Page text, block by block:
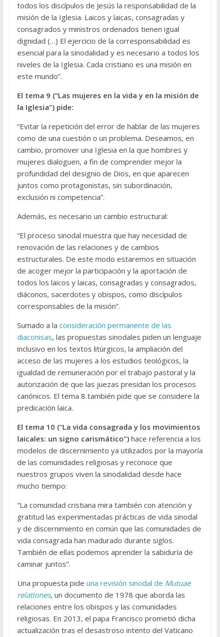
todos los discípulos de Jesús la responsabilidad de la
misión de la Iglesia. Laicos y laicas, consagradas y
consagrados y ministros ordenados tienen igual
dignidad (…) El ejercicio de la corresponsabilidad es
esencial para la sinodalidad y es necesario a todos los
niveles de la Iglesia. Cada cristiano es una misión en
este mundo”.
El tema 9 (“Las mujeres en la vida y en la misión de
la Iglesia”) pide:
“Evitar la repetición del error de hablar de las mujeres
como de una cuestión o un problema. Deseamos, en
cambio, promover una Iglesia en la que hombres y
mujeres dialoguen, a fin de comprender mejor la
profundidad del designio de Dios, en que aparecen
juntos como protagonistas, sin subordinación,
exclusión ni competencia”.
Además, es necesario un cambio estructural:
“El proceso sinodal muestra que hay necesidad de
renovación de las relaciones y de cambios
estructurales. De este modo estaremos en situación
de acoger mejor la participación y la aportación de
todos los laicos y laicas, consagradas y consagrados,
diáconos, sacerdotes y obispos, como discípulos
corresponsables de la misión”.
Sumado a la consideración permanente de las
diaconisas, las propuestas sinodales piden un lenguaje
inclusivo en los textos litúrgicos, la ampliación del
acceso de las mujeres a los estudios teológicos, la
igualdad de remuneración por el trabajo pastoral y la
autorización de que las juezas presidan los procesos
canónicos. El tema 8 también pide que se considere la
predicación laica.
El tema 10 (“La vida consagrada y los movimientos
laicales: un signo carismático”)hace referencia a los
modelos de discernimiento ya utilizados por la mayoría
de las comunidades religiosas y reconoce que
nuestros grupos viven la sinodalidad desde hace
mucho tiempo:
“La comunidad cristiana mira también con atención y
gratitud las experimentadas prácticas de vida sinodal
y de discernimiento en común que las comunidades de
vida consagrada han madurado durante siglos.
También de ellas podemos aprender la sabiduría de
caminar juntos”.
Una propuesta pide una revisión sinodal de Mutuae
relationes, un documento de 1978 que aborda las
relaciones entre los obispos y las comunidades
religiosas. En 2013, el papa Francisco prometió dicha
actualización tras el desastroso intento del Vaticano